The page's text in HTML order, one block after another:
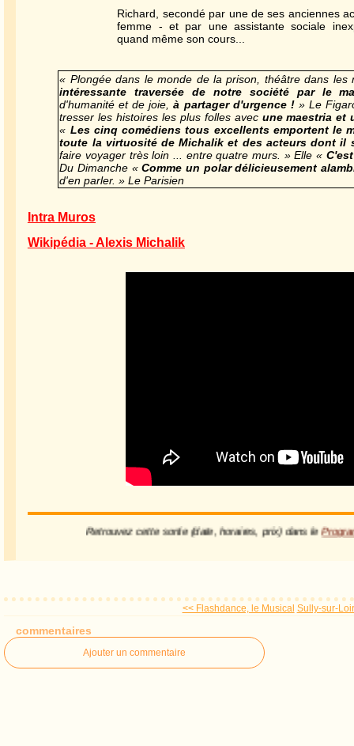
Richard, secondé par une de ses anciennes
femme - et par une assistante sociale
quand même son cours...
« Plongée dans le monde de la prison, théâtre dans
intéressante traversée de notre société par le
d'humanité et de joie,à partager d'urgence !» Le
tresser les histoires les plus folles avec une maestria et
« Les cinq comédiens tous excellents emportent le
toute la virtuosité de Michalik et des acteurs dont il
faire voyager très loin ... entre quatre murs. » Elle «
Du Dimanche «Comme un polar délicieusement
d'en parler. » Le Parisien
Intra Muros
Wikipédia - Alexis Michalik
Retrouvez cette sortie (date, horaires, prix) dans le
<< Flashdance, le Musical Sully-sur-
commentaires
Ajouter un commentaire